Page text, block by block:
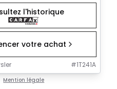
l'historique
votre achat
#1T241A
Mention légale